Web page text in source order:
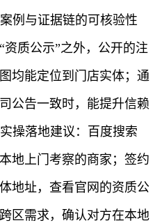
例与证据链的可核验性
质公示”之外，公开的注
均能定位到门店实体；通
公告一致时，能提升信赖
操落地建议：百度搜索
地上门考察的商家；签约
地址，查看官网的资质公
区需求，确认对方在本地